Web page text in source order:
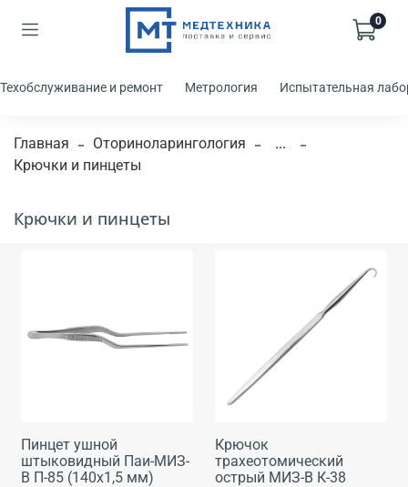
0
Техобслуживание и ремонт Метрология Испытательная
Главная Оториноларингология
...
Крючки и пинцеты
Крючки и пинцеты
Пинцет ушной
штыковидный Паи-МИЗ-
В П-85 (140x1,5 мм)
Крючок
трахеотомический
острый МИЗ-В К-38